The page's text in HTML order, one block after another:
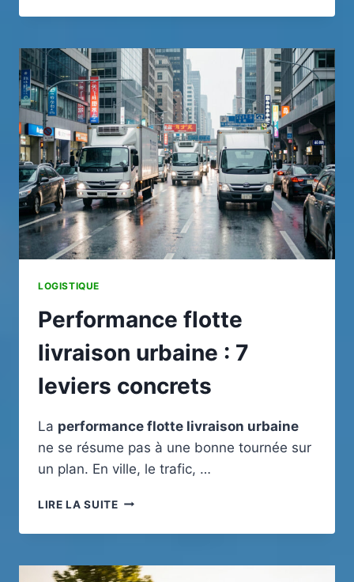
MONTPELLIER
7
SOLUTIONS
POUR
SE
DÉPLACER
SANS
STRESS
LOGISTIQUE
Performance flotte
livraison urbaine : 7
leviers concrets
La performance flotte livraison urbaine
ne se résume pas à une bonne tournée sur
un plan. En ville, le trafic, …
LIRE LA SUITEPERFORMANCE
LIVRAISON
: